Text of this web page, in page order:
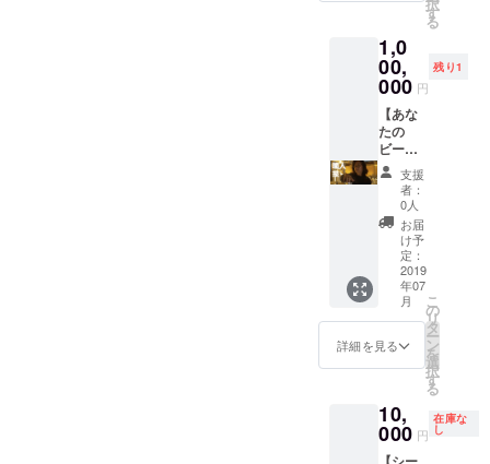
致しま
ビール
の価格
に関し
まして
は商品
完成後
お知ら
せいた
しま
す。 ※
出荷時
の樽に
店舗オ
リジナ
ル銘柄
として
出荷ラ
ベルを
貼り継
続して
します
※出荷し
た商品
を掲示
す ◎西
池袋
マート
ウェブ
サイト
上での
バナー
（小）
掲載と
外部
ウェブ
サイト
へリン
ク致し
ます
（バ
ナー掲
載およ
びリン
クは掲
年間と
致しま
す） ◎
名）を
します
◎西池
袋マー
トウェ
ブサイ
ト上で
のバ
ナー
（大）
掲載と
外部
ウェブ
サイト
へリン
ク致し
ます
（バ
ナー掲
載およ
びリン
載後１
年間と
致しま
す
る
1,0
00,
000 円
残り1
【あな
たの
ビール
つくり
ます
コー
ス】 ◎
藤浦一
理氏が
あなた
の好み
をヒア
リング
しなが
らレシ
ピを組
て、世
界でひ
とつだ
支援
者：
0人
お届
け予
定：
2019
年07
月
詳細を見る
こ
の
リ
タ
ー
ン
を
選
択
す
る
10,
000 円
在庫な
し